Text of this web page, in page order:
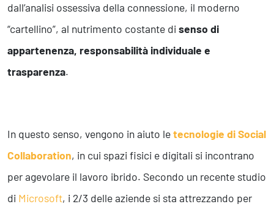
dall’analisi ossessiva della connessione, il moderno
“cartellino”, al nutrimento costante di senso di
appartenenza, responsabilità individuale e
trasparenza.
In questo senso, vengono in aiuto letecnologie di Social
Collaboration, in cui spazi fisici e digitali si incontrano
per agevolare il lavoro ibrido. Secondo un recente studio
di Microsoft, i 2/3 delle aziende si sta attrezzando per